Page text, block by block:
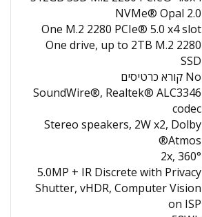
NVMe® Opal 2.0
One M.2 2280 PCIe® 5.0 x4 slot
One drive, up to 2TB M.2 2280
SSD
No קורא כרטיסים
SoundWire®, Realtek® ALC3346
codec
Stereo speakers, 2W x2, Dolby
Atmos®
2x, 360°
5.0MP + IR Discrete with Privacy
Shutter, vHDR, Computer Vision
on ISP